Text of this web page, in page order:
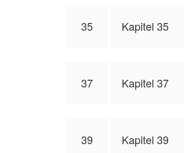
35 Kapitel 35
37 Kapitel 37
39 Kapitel 39